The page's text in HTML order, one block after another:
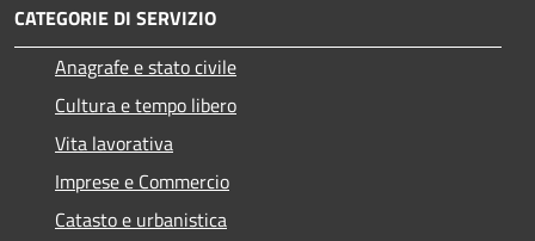
CATEGORIE DI SERVIZIO
Anagrafe e stato civile
Cultura e tempo libero
Vita lavorativa
Imprese e Commercio
Catasto e urbanistica